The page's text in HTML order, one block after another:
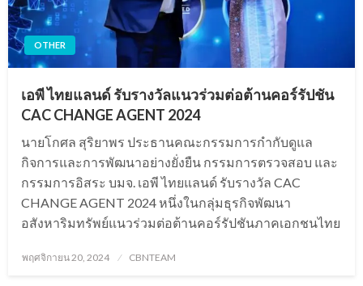
OTHER
เอพี ไทยแลนด์ รับรางวัลแนวร่วมต่อต้านคอร์รัปชัน
CAC CHANGE AGENT 2024
นายโกศล สุริยาพร ประธานคณะกรรมการกำกับดูแล
กิจการและการพัฒนาอย่างยั่งยืน กรรมการตรวจสอบ และ
กรรมการอิสระ บมจ. เอพี ไทยแลนด์ รับรางวัล CAC
CHANGE AGENT 2024 หนึ่งในกลุ่มธุรกิจพัฒนา
อสังหาริมทรัพย์แนวร่วมต่อต้านคอร์รัปชันภาคเอกชนไทย
Posted
พฤศจิกายน 20, 2024 CBNTEAM